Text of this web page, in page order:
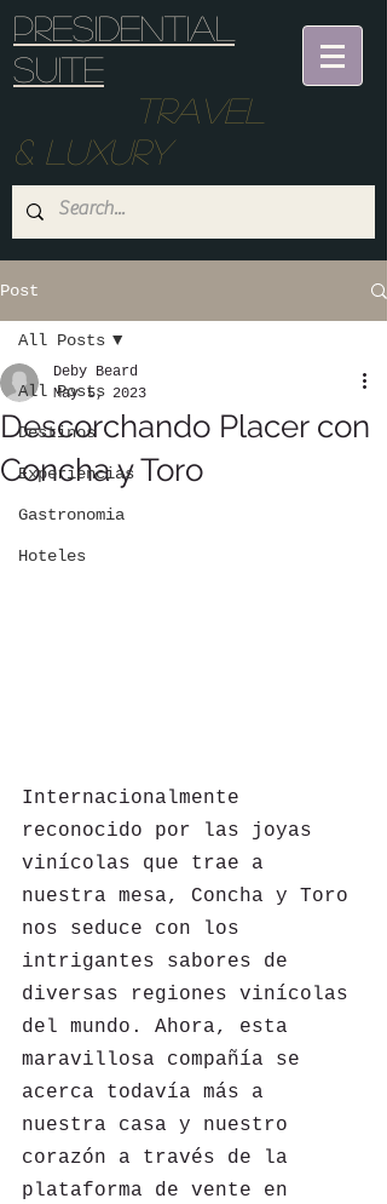
Presidential
suite
Travel
& Luxury
Post
All Posts
Destinos
Experiencias
Gastronomia
Hoteles
All Posts
Descorchando Placer con
Concha y Toro
Deby Beard
May 5, 2023
Internacionalmente
reconocido por las joyas
vinícolas que trae a
nuestra mesa, Concha y Toro
nos seduce con los
intrigantes sabores de
diversas regiones vinícolas
del mundo. Ahora, esta
maravillosa compañía se
acerca todavía más a
nuestra casa y nuestro
corazón a través de la
plataforma de vente en